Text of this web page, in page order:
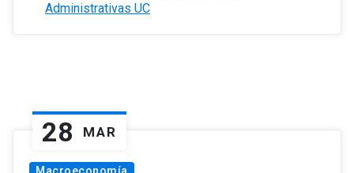
Administrativas UC
28 MAR